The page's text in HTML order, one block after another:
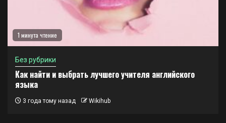
1 минута чтение
Без рубрики
Как найти и выбрать лучшего учителя английского
языка
3 года тому назад Wikihub